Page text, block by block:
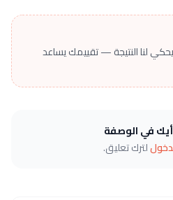
لنا النتيجة — تقييمك يساعد
في الوصفة
لترك تعليق.